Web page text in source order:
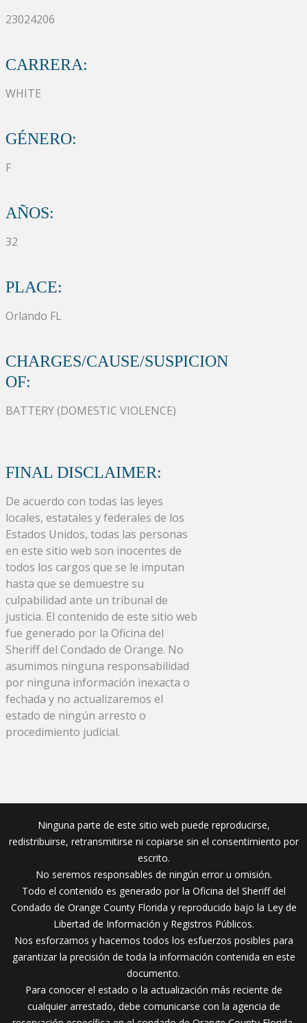
23024206
CARRERA:
WHITE
GÉNERO:
F
AÑOS:
32
PLACE:
Orlando FL
CHARGES/CAUSE/SUSPICION
OF:
BATTERY (DOMESTIC VIOLENCE)
FINAL DISCLAIMER:
De acuerdo con todas las leyes
locales, estatales y federales de los
Estados Unidos, todas las personas
en este sitio web son inocentes de
todos los cargos que se le imputan
hasta que se demuestre su
culpabilidad ante un tribunal de
justicia. El contenido de este sitio web
fue generado por la Oficina del
Sheriff del Condado de Orange. No
asumimos ninguna responsabilidad
por ninguna información inexacta o
fechada y no actualizaremos el
estado de ningún arresto o
procedimiento judicial.
Ninguna parte de este sitio web puede reproducirse,
redistribuirse, retransmitirse ni copiarse sin el consentimiento por
escrito.
No seremos responsables de ningún error u omisión.
Todo el contenido es generado por la Oficina del Sheriff del
Condado de Orange County Florida y reproducido bajo la Ley de
Libertad de Información y Registros Públicos.
Nos esforzamos y hacemos todos los esfuerzos posibles para
garantizar la precisión de toda la información contenida en este
documento.
Para conocer el estado o la actualización más reciente de
cualquier arrestado, debe comunicarse con la agencia de